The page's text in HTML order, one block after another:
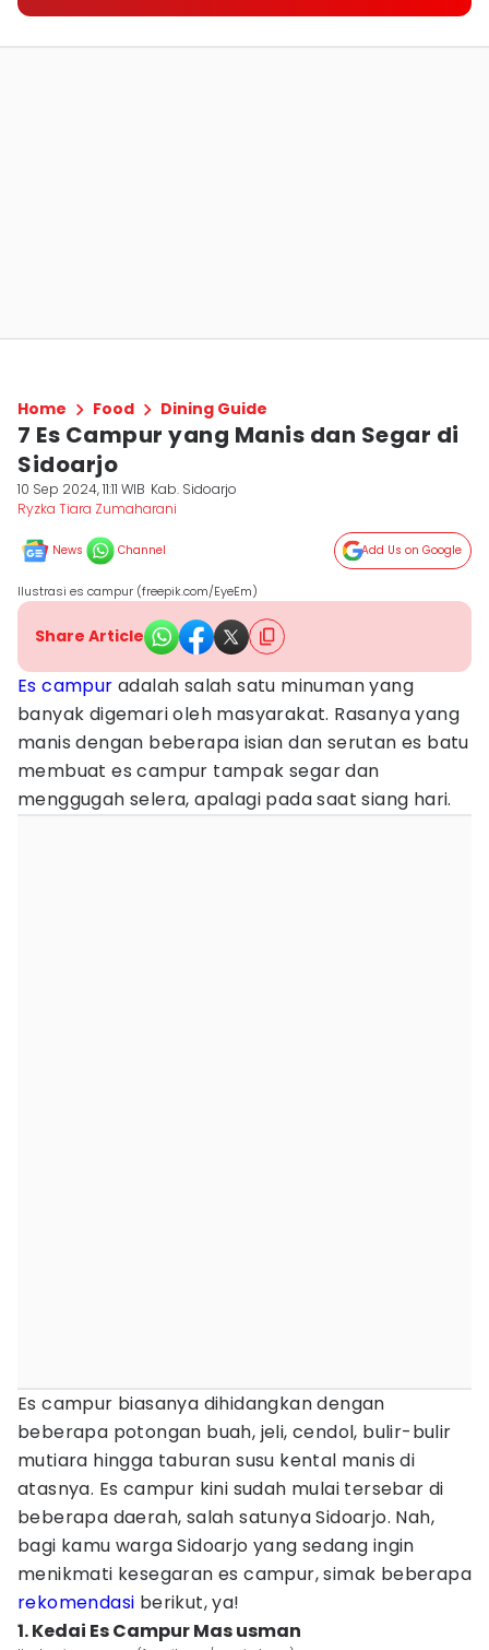
Home Food Dining Guide
7 Es Campur yang Manis dan Segar di
Sidoarjo
10 Sep 2024, 11:11 WIB Kab. Sidoarjo
Ryzka Tiara Zumaharani
News Channel Add Us on Google
Ilustrasi es campur (freepik.com/EyeEm)
Share Article
Es campur adalah salah satu minuman yang
banyak digemari oleh masyarakat. Rasanya yang
manis dengan beberapa isian dan serutan es batu
membuat es campur tampak segar dan
menggugah selera, apalagi pada saat siang hari.
Es campur biasanya dihidangkan dengan
beberapa potongan buah, jeli, cendol, bulir-bulir
mutiara hingga taburan susu kental manis di
atasnya. Es campur kini sudah mulai tersebar di
beberapa daerah, salah satunya Sidoarjo. Nah,
bagi kamu warga Sidoarjo yang sedang ingin
menikmati kesegaran es campur, simak beberapa
rekomendasi berikut, ya!
1. Kedai Es Campur Mas usman